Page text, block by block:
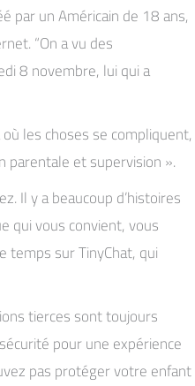
par un Américain de 18 ans,
“On a vu des
8 novembre, lui qui a
les choses se compliquent,
parentale et supervision ».
Il y a beaucoup d’histoires
qui vous convient, vous
temps sur TinyChat, qui
tierces sont toujours
pour une expérience
pas protéger votre enfant